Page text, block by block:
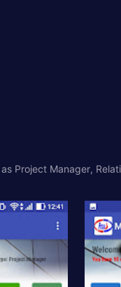
Project Manager,